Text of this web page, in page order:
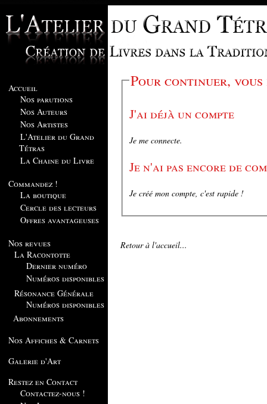
Accueil
Nos parutions
Nos Auteurs
Nos Artistes
L'Atelier du Grand
Tétras
La Chaine du Livre
Commandez !
La boutique
Cercle des lecteurs
Offres avantageuses
Nos revues
La Racontotte
Dernier numéro
Numéros disponibles
Résonance Générale
Numéros disponibles
Abonnements
Nos Affiches & Carnets
Galerie d'Art
Restez en Contact
Contactez-nous !
Pour continuer, vous
J'ai déjà un compte
Je me connecte.
Je n'ai pas encore de
Je créé mon compte, c'est rapide !
Retour à l'accueil...